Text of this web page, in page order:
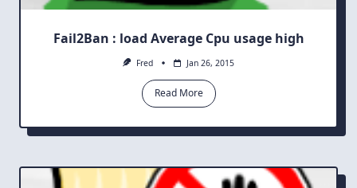
Fail2Ban : load Average Cpu usage high
Fred Jan 26, 2015
Read More